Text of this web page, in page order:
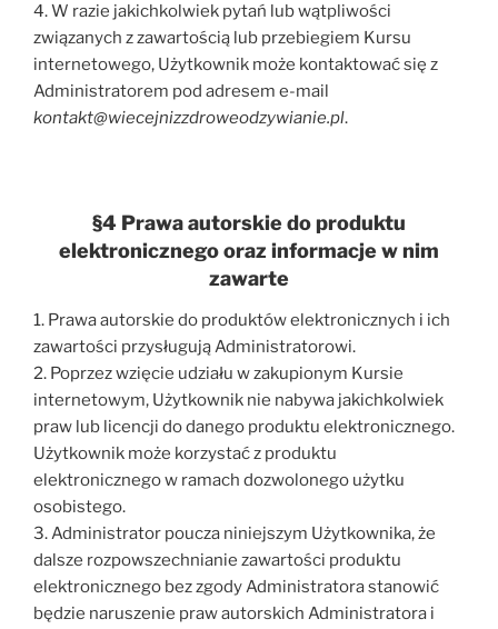
4. W razie jakichkolwiek pytań lub wątpliwości
związanych z zawartością lub przebiegiem Kursu
internetowego, Użytkownik może kontaktować się z
Administratorem pod adresem e-mail
kontakt@wiecejnizzdroweodzywianie.pl.
§4 Prawa autorskie do produktu
elektronicznego oraz informacje w nim
zawarte
1. Prawa autorskie do produktów elektronicznych i ich
zawartości przysługują Administratorowi.
2. Poprzez wzięcie udziału w zakupionym Kursie
internetowym, Użytkownik nie nabywa jakichkolwiek
praw lub licencji do danego produktu elektronicznego.
Użytkownik może korzystać z produktu
elektronicznego w ramach dozwolonego użytku
osobistego.
3. Administrator poucza niniejszym Użytkownika, że
dalsze rozpowszechnianie zawartości produktu
elektronicznego bez zgody Administratora stanowić
będzie naruszenie praw autorskich Administratora i